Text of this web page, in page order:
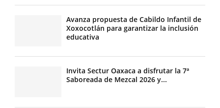
Avanza propuesta de Cabildo Infantil de
Xoxocotlán para garantizar la inclusión
educativa
Invita Sectur Oaxaca a disfrutar la 7ª
Saboreada de Mezcal 2026 y...